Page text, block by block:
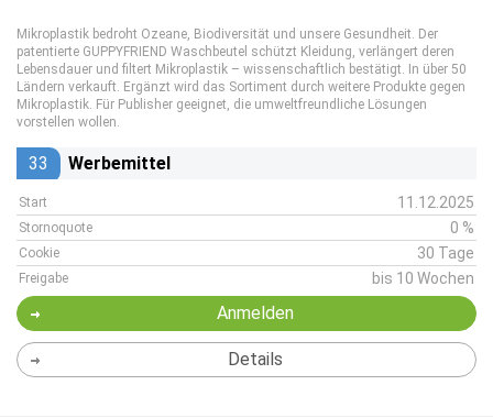
Mikroplastik bedroht Ozeane, Biodiversität und unsere Gesundheit. Der
patentierte GUPPYFRIEND Waschbeutel schützt Kleidung, verlängert deren
Lebensdauer und filtert Mikroplastik – wissenschaftlich bestätigt. In über 50
Ländern verkauft. Ergänzt wird das Sortiment durch weitere Produkte gegen
Mikroplastik. Für Publisher geeignet, die umweltfreundliche Lösungen
vorstellen wollen.
33 Werbemittel
Start 11.12.2025
Stornoquote 0 %
Cookie 30 Tage
Freigabe bis 10 Wochen
Anmelden
Details